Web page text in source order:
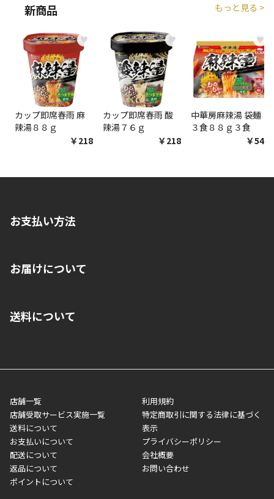
商品購入個数ごとに送料がかかる商品です
新商品 もっと見る >
♥
カップ即席春雨 麻
辣湯８８ｇ
￥218
♥
カップ即席春雨 酸
辣湯７６ｇ
￥218
♥
中華房麻辣湯 袋麺
３食８８ｇ３食
￥548
お支払い方法
いいただくことはできません。ご了承ください。
■代金引換(代引)※手数料がかかります
■商品によっては一部決済方法が使用できない場合がございま
す。
お届けについて
ご注文が確認出来次第、1～4営業日に発送いたします。「お取り
業日にてお引渡しとなります。(離島などの場合、例外もあります)
メーカー直送品など一部商品については、その他商品との購入に
制限がかかる場合がございます。また発送日についても、通常と
異なる場合がございます。対象商品の説明ページをご確認くださ
い。
■店舗受取をご選択いただいた場合
ご注文が確認出来次第、お受取される店舗在庫を使用してご準備
をさせていただきます。店舗に在庫がない場合は店舗よりお取り
送料について
店舗一覧
店舗受取サービス実施一覧
送料について
お支払いについて
配送について
返品について
ポイントについて
利用規約
特定商取引に関する法律に基づく
表示
プライバシーポリシー
会社概要
お問い合わせ